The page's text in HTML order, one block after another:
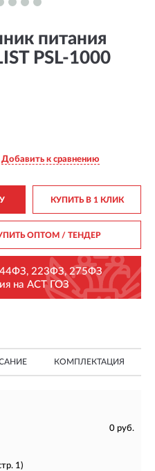
питания
PSL-1000
Добавить к сравнению
КУПИТЬ В 1 КЛИК
ОПТОМ/ ТЕНДЕР
44ФЗ, 223ФЗ, 275ФЗ
на АСТ ГОЗ
КОМПЛЕКТАЦИЯ
0 руб.
1)